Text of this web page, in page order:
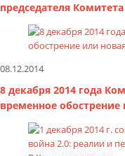
председателя Комитета
08.12.2014
8 декабря 2014 года
временное